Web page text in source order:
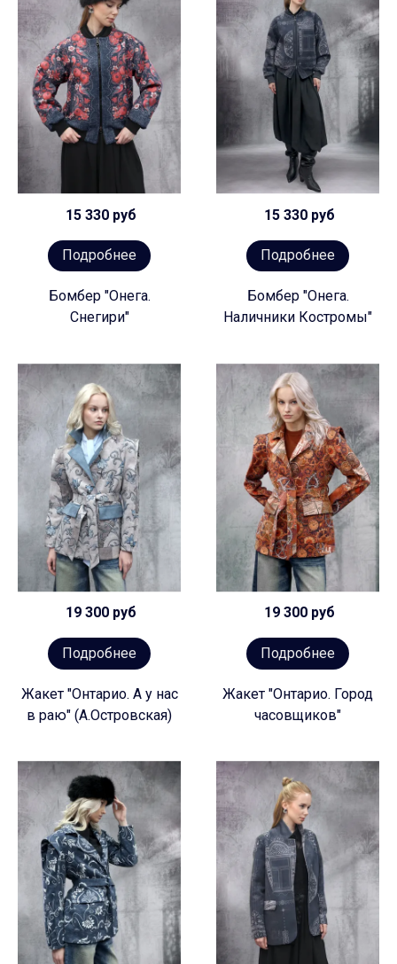
15 330 руб
Подробнее
Бомбер "Онега.
Снегири"
15 330 руб
Подробнее
Бомбер "Онега.
Наличники Костромы"
19 300 руб
Подробнее
Жакет "Онтарио. А у нас
в раю" (А.Островская)
19 300 руб
Подробнее
Жакет "Онтарио. Город
часовщиков"